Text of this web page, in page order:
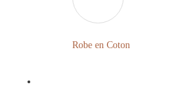
Robe en Coton